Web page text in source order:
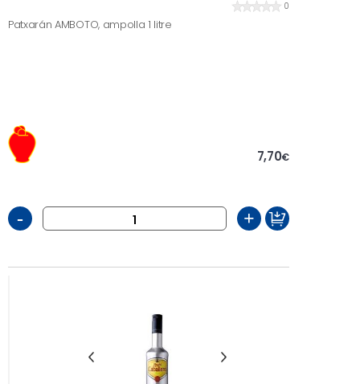
0
Patxarán AMBOTO, ampolla 1 litre
7,70€
- +